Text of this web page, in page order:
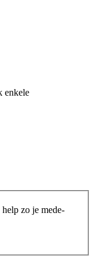
enkele
zo je mede-